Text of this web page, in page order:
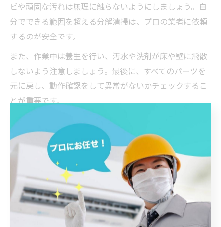
ビや頑固な汚れは無理に触らないようにしましょう。自
分でできる範囲を超える分解清掃は、プロの業者に依頼
するのが安全です。
また、作業中は養生を行い、汚水や洗剤が床や壁に飛散
しないよう注意しましょう。最後に、すべてのパーツを
元に戻し、動作確認をして異常がないかチェックするこ
とが重要です。
エアコンクリーニングで注意すべき作業ポイント
エアコンクリーニングを行う際は、いくつかの注意点を
押さえておくことが失敗やトラブルを防ぐ鍵となりま
す。まず、電源を切る・プラグを抜くという基本的な安
全対策は必ず守りましょう。濡れた手で触ると感電のリ
スクがあります。